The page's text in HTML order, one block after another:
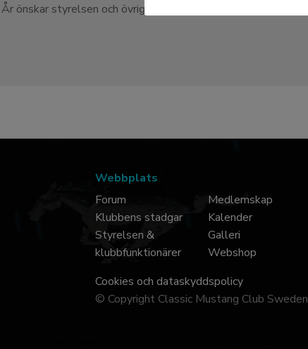
önskar styrelsen och övriga klubbfunktionärer
Webbplats
Forum
Klubbens stadgar
Styrelsen &
klubbfunktionärer
Medlemskap
Kalender
Galleri
Webshop
Cookies och dataskyddspolicy
© Copyright Classic Mustang Club Sweden